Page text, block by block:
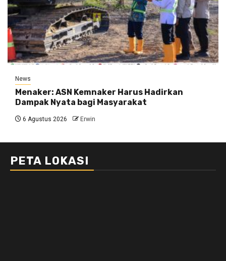
News
Menaker: ASN Kemnaker Harus Hadirkan
Dampak Nyata bagi Masyarakat
6 Agustus 2026 Erwin
PETA LOKASI